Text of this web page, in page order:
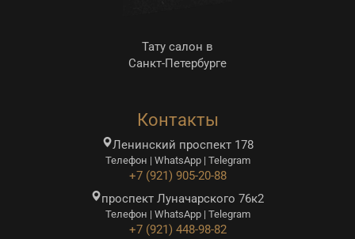
Тату салон в
Санкт-Петербурге
Контакты
Ленинский проспект 178
Телефон | WhatsApp | Telegram
+7 (921) 905-20-88
проспект Луначарского 76к2
Телефон | WhatsApp | Telegram
+7 (921) 448-98-82